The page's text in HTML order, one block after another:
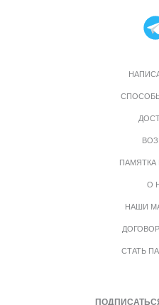
ПАМЯТКА
О
НАШИ
СТАТЬ